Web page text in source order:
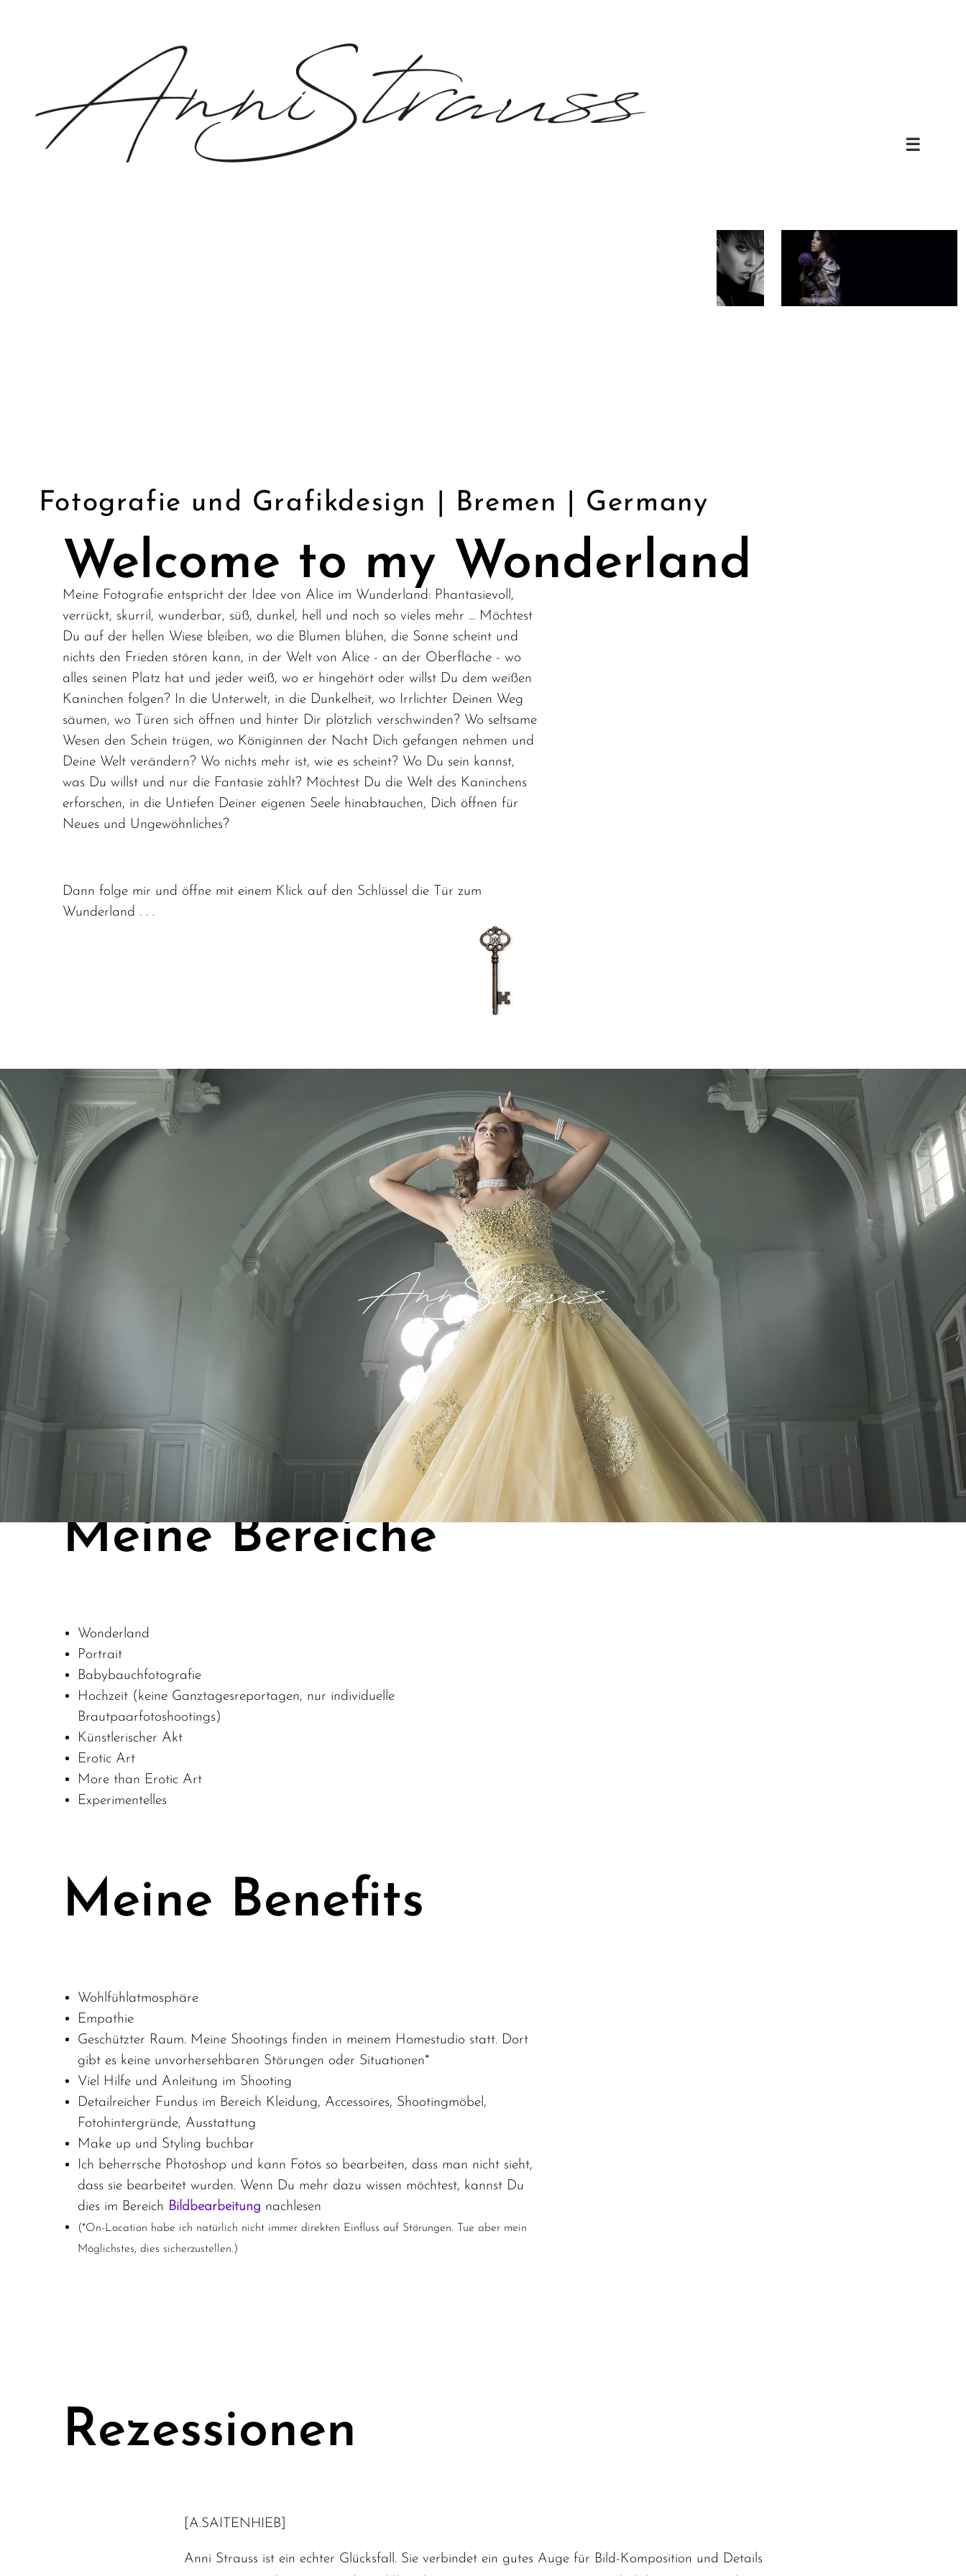
Fotografie und Grafikdesign | Bremen | Germany
Welcome to my Wonderland
Meine Fotografie entspricht der Idee von Alice im Wunderland: Phantasievoll,
verrückt, skurril, wunderbar, süß, dunkel, hell und noch so vieles mehr ... Möchtest
Du auf der hellen Wiese bleiben, wo die Blumen blühen, die Sonne scheint und
nichts den Frieden stören kann, in der Welt von Alice - an der Oberfläche - wo
alles seinen Platz hat und jeder weiß, wo er hingehört oder willst Du dem weißen
Kaninchen folgen? In die Unterwelt, in die Dunkelheit, wo Irrlichter Deinen Weg
säumen, wo Türen sich öffnen und hinter Dir plötzlich verschwinden? Wo seltsame
Wesen den Schein trügen, wo Königinnen der Nacht Dich gefangen nehmen und
Deine Welt verändern? Wo nichts mehr ist, wie es scheint? Wo Du sein kannst,
was Du willst und nur die Fantasie zählt? Möchtest Du die Welt des Kaninchens
erforschen, in die Untiefen Deiner eigenen Seele hinabtauchen, Dich öffnen für
Neues und Ungewöhnliches?
Dann folge mir und öffne mit einem Klick auf den Schlüssel die Tür zum
Wunderland . . .
Meine Bereiche
Wonderland
Portrait
Babybauchfotografie
Hochzeit (keine Ganztagesreportagen, nur individuelle
Brautpaarfotoshootings)
Künstlerischer Akt
Erotic Art
More than Erotic Art
Experimentelles
Meine Benefits
Wohlfühlatmosphäre
Empathie
Geschützter Raum. Meine Shootings finden in meinem Homestudio statt. Dort
gibt es keine unvorhersehbaren Störungen oder Situationen*
Viel Hilfe und Anleitung im Shooting
Detailreicher Fundus im Bereich Kleidung, Accessoires, Shootingmöbel,
Fotohintergründe, Ausstattung
Make up und Styling buchbar
Ich beherrsche Photoshop und kann Fotos so bearbeiten, dass man nicht sieht,
dass sie bearbeitet wurden. Wenn Du mehr dazu wissen möchtest, kannst Du
dies im Bereich Bildbearbeitung nachlesen
(*On-Location habe ich natürlich nicht immer direkten Einfluss auf Störungen. Tue aber mein
Möglichstes, dies sicherzustellen.)
Rezessionen
[A.SAITENHIEB]
Anni Strauss ist ein echter Glücksfall. Sie verbindet ein gutes Auge für Bild-Komposition und Details